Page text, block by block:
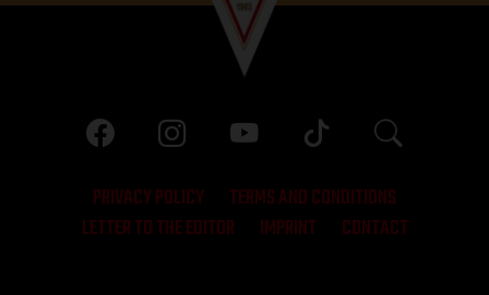
PRIVACY POLICY
TERMS AND CONDITIONS
LETTER TO THE EDITOR
IMPRINT CONTACT